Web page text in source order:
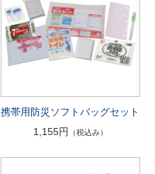
携帯用防災ソフトバッグセット
1,155円
（税込み）